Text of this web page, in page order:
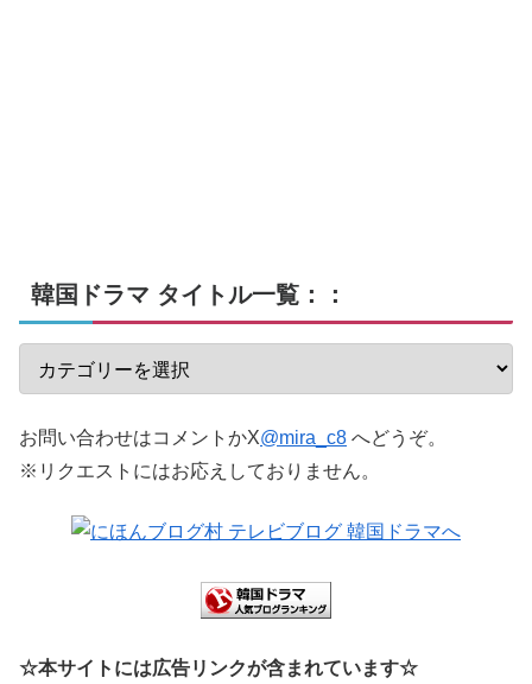
韓国ドラマ タイトル一覧：：
お問い合わせはコメントかX@mira_c8 へどうぞ。
※リクエストにはお応えしておりません。
☆本サイトには広告リンクが含まれています☆